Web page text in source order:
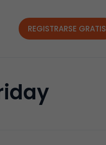
REGISTRARSE GRATIS